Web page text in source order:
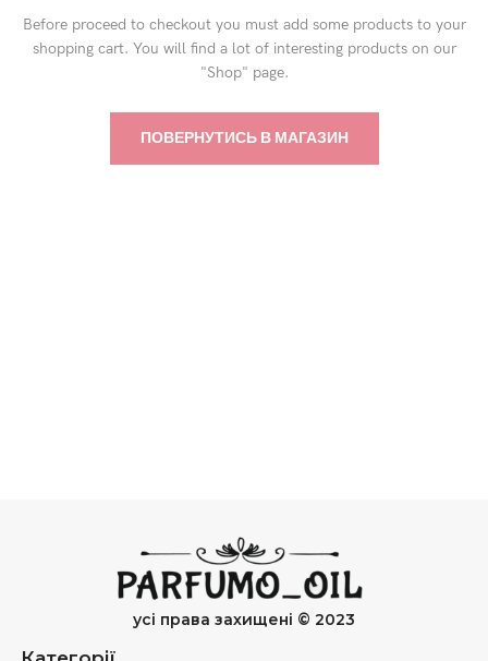
Before proceed to checkout you must add some products to your
shopping cart. You will find a lot of interesting products on our
"Shop" page.
ПОВЕРНУТИСЬ В МАГАЗИН
усі права захищені © 2023